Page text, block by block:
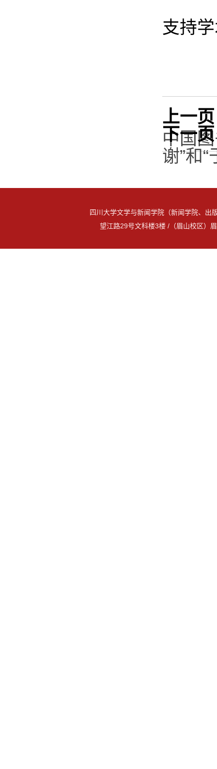
支持
上一
中国
下一
谢”和
四川大学文学与新闻学院（新闻学院、
望江路29号文科楼3楼 /（眉山校区